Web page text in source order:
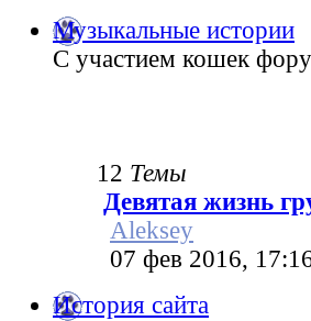
Музыкальные истории
С участием кошек
12 Темы
Девятая жизнь
Aleksey
07 фев 2016,
История сайта